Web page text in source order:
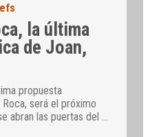
la última
de Joan,
propuesta
será el próximo
abran las puertas del …